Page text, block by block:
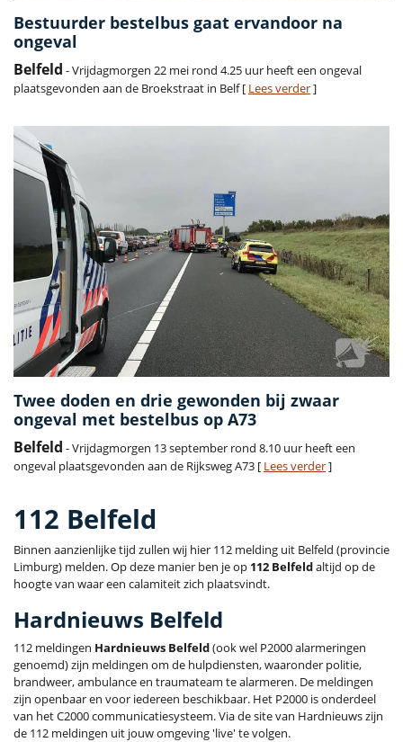
Bestuurder bestelbus gaat ervandoor na
ongeval
Belfeld - Vrijdagmorgen 22 mei rond 4.25 uur heeft een ongeval
plaatsgevonden aan de Broekstraat in Belf [ Lees verder]
Twee doden en drie gewonden bij zwaar
ongeval met bestelbus op A73
Belfeld - Vrijdagmorgen 13 september rond 8.10 uur heeft een
ongeval plaatsgevonden aan de Rijksweg A73 [ Lees verder]
112 Belfeld
Binnen aanzienlijke tijd zullen wij hier 112 melding uit Belfeld (provincie
Limburg) melden. Op deze manier ben je op 112 Belfeldaltijd op de
hoogte van waar een calamiteit zich plaatsvindt.
Hardnieuws Belfeld
112 meldingen Hardnieuws Belfeld(ook wel P2000 alarmeringen
genoemd) zijn meldingen om de hulpdiensten, waaronder politie,
brandweer, ambulance en traumateam te alarmeren. De meldingen
zijn openbaar en voor iedereen beschikbaar. Het P2000 is onderdeel
van het C2000 communicatiesysteem. Via de site van Hardnieuws zijn
de 112 meldingen uit jouw omgeving 'live' te volgen.